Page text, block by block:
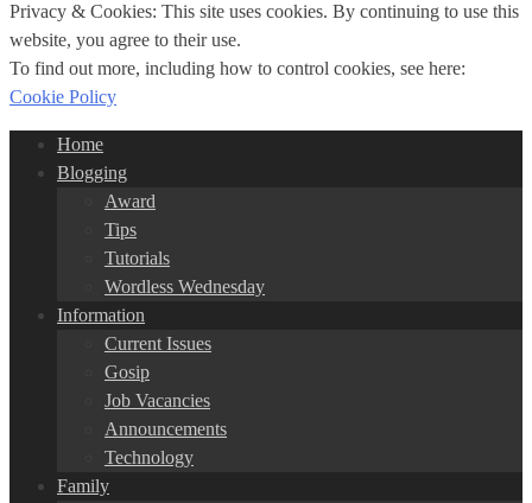
Privacy & Cookies: This site uses cookies. By continuing to use this
website, you agree to their use.
To find out more, including how to control cookies, see here:
Cookie Policy
Home
Blogging
Award
Tips
Tutorials
Wordless Wednesday
Information
Current Issues
Gosip
Job Vacancies
Announcements
Technology
Family